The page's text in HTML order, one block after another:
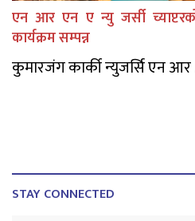
एन आर एन ए न्यु जर्सी
कार्यक्रम सम्पन्न
कुमारजंग कार्की न्युजर्सि एन आर
STAY CONNECTED